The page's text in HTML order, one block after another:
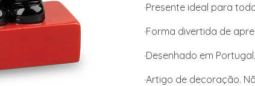
·Presente ideal para
·Forma divertida de
·Desenhado em Portugal.
·Artigo de decoração.